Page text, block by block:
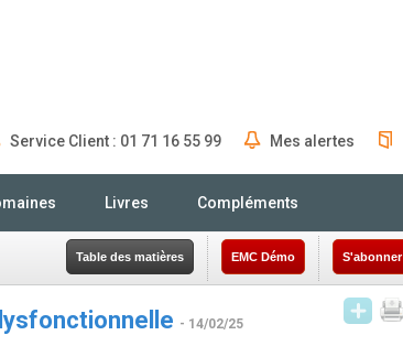
Service Client : 01 71 16 55 99 Mes alertes
Livres Compléments
Table des matières EMC Démo S'abonner
- 14/02/25